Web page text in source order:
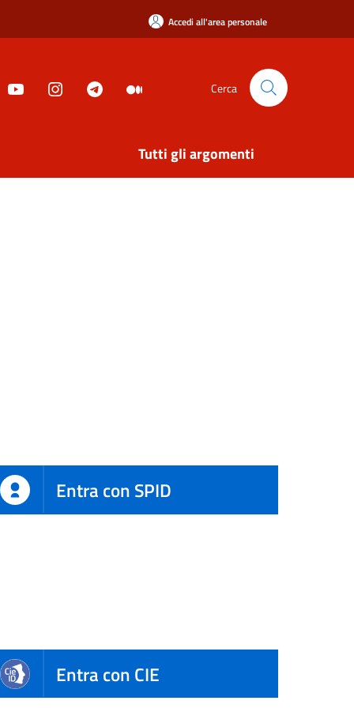
Accedi all'area personale
Cerca
Tutti gli argomenti
Entra con SPID
Entra con CIE